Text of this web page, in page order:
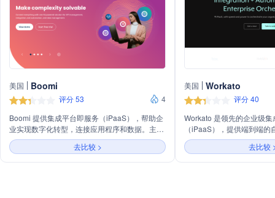
美国 Boomi
评分 53
4
Boomi 提供集成平台即服务（iPaaS），帮助企
业实现数字化转型，连接应用程序和数据。主要
业务包括Boomi AI、API管理、集成、
DataHub、Flow等，支持实时事件驱动集成、
B2B/EDI管理、任务自动化。服务覆盖制造、医
去比较 >
美国 Workato
评分 40
Workato 是领先的企业级
（iPaaS），提供端到端
通过集成各种应用程序、
企业提高效率、降低成本
Workato 的平台包括工作
去比较